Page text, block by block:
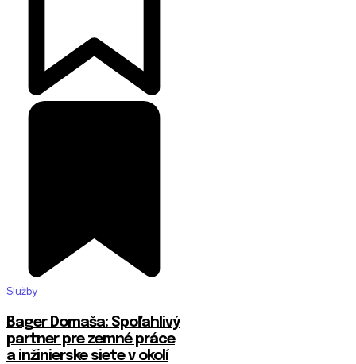
Služby
Bager Domaša: Spoľahlivý
partner pre zemné práce
a inžinierske siete v okolí